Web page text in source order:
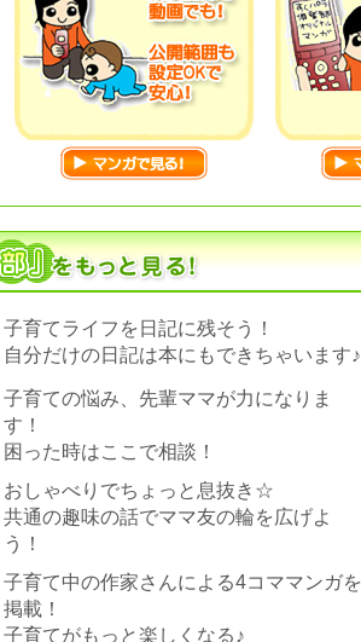
子育てライフを日記に残そう！
自分だけの日記は本にもできちゃいます♪
子育ての悩み、先輩ママが力になりま
す！
困った時はここで相談！
おしゃべりでちょっと息抜き☆
共通の趣味の話でママ友の輪を広げよ
う！
子育て中の作家さんによる4コママンガを
掲載！
子育てがもっと楽しくなる♪